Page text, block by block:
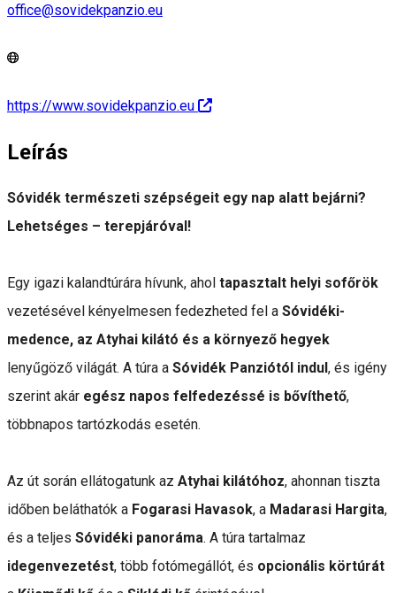
office@sovidekpanzio.eu
https://www.sovidekpanzio.eu
Leírás
Sóvidék természeti szépségeit egy nap alatt bejárni?
Lehetséges – terepjáróval!
Egy igazi kalandtúrára hívunk, ahol tapasztalt helyi sofőrök
vezetésével kényelmesen fedezheted fel a Sóvidéki-
medence, az Atyhai kilátó és a környező hegyek
lenyűgöző világát. A túra a Sóvidék Panziótól indul, és igény
szerint akár egész napos felfedezéssé is bővíthető,
többnapos tartózkodás esetén.
Az út során ellátogatunk az Atyhai kilátóhoz, ahonnan tiszta
időben beláthatók a Fogarasi Havasok, a Madarasi Hargita,
és a teljes Sóvidéki panoráma. A túra tartalmaz
idegenvezetést, több fotómegállót, és opcionális körtúrát